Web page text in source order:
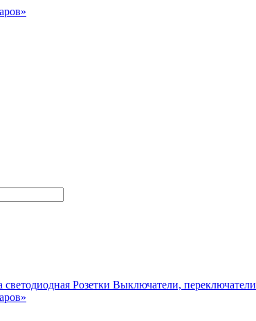
светодиодная Розетки Выключатели, переключатели